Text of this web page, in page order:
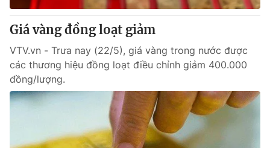
Giá vàng đồng loạt giảm
VTV.vn - Trưa nay (22/5), giá vàng trong nước được
các thương hiệu đồng loạt điều chỉnh giảm 400.000
đồng/lượng.